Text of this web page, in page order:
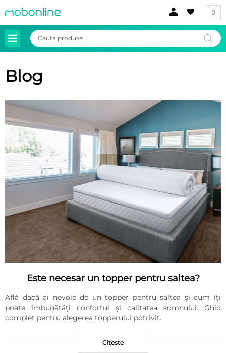
0
Products
search
Blog
Este necesar un topper pentru saltea?
Află dacă ai nevoie de un topper pentru saltea și cum îți
poate îmbunătăți confortul și calitatea somnului. Ghid
complet pentru alegerea topperului potrivit.
Citeste